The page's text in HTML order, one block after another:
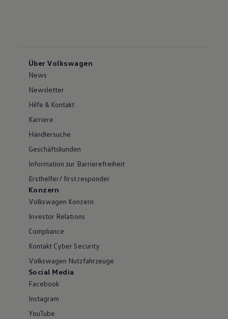
Über Volkswagen
News
Newsletter
Hilfe & Kontakt
Karriere
Händlersuche
Geschäftskunden
Information zur Barrierefreiheit
Ersthelfer/ first responder
Konzern
Volkswagen Konzern
Investor Relations
Compliance
Kontakt Cyber Security
Volkswagen Nutzfahrzeuge
Social Media
Facebook
Instagram
YouTube